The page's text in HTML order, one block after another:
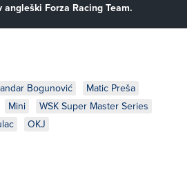
Forza Racing Team.
Bogunović
Matic Preša
Mini
WSK Super Master Series
OKJ